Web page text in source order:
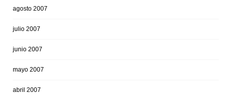
agosto 2007
julio 2007
junio 2007
mayo 2007
abril 2007